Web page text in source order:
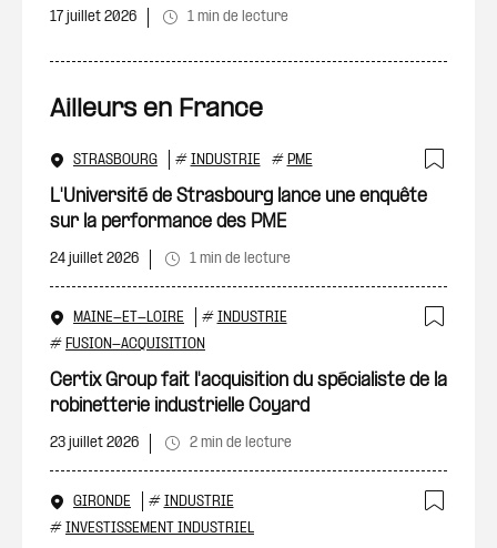
17 juillet 2026 1 min de lecture
Ailleurs en France
STRASBOURG # INDUSTRIE # PME
L'Université de Strasbourg lance une enquête
sur la performance des PME
24 juillet 2026 1 min de lecture
MAINE-ET-LOIRE # INDUSTRIE
# FUSION-ACQUISITION
Certix Group fait l'acquisition du spécialiste de la
robinetterie industrielle Coyard
23 juillet 2026 2 min de lecture
GIRONDE # INDUSTRIE
# INVESTISSEMENT INDUSTRIEL